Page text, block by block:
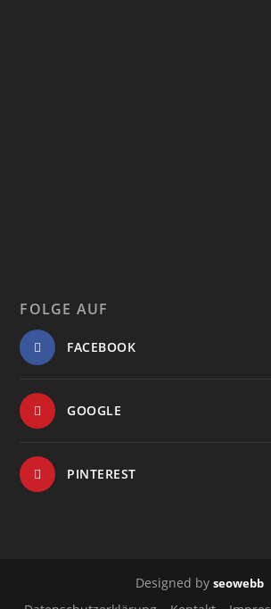
FOLGE AUF
FACEBOOK
GOOGLE
PINTEREST
Designed by seowebb